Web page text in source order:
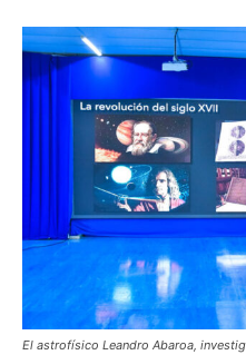
El astrofísico Leandro Abaroa,